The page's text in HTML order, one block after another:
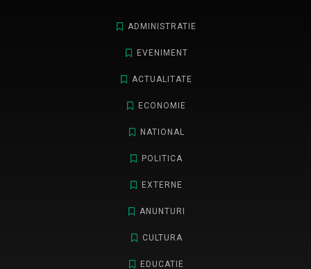
ADMINISTRATIE
EVENIMENT
ACTUALITATE
ECONOMIE
NATIONAL
POLITICA
EXTERNE
ANUNTURI
CULTURA
EDUCATIE